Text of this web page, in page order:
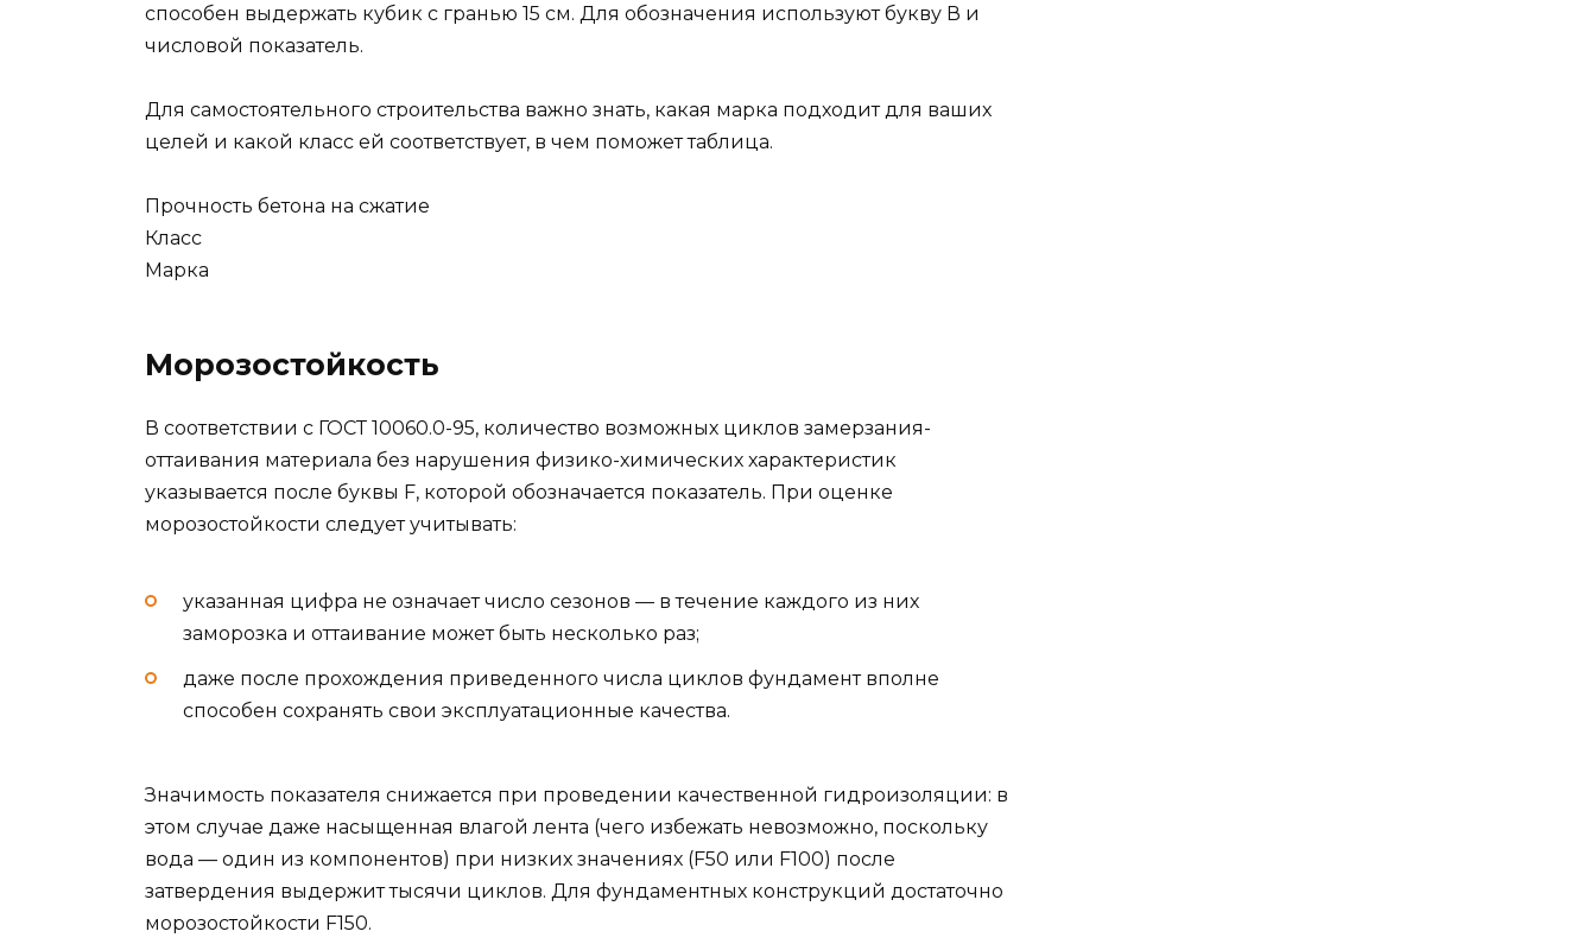
способен выдержать кубик с гранью 15 см. Для обозначения используют букву В и
числовой показатель.
Для самостоятельного строительства важно знать, какая марка подходит для ваших
целей и какой класс ей соответствует, в чем поможет таблица.
Прочность бетона на сжатие
Класс
Марка
Морозостойкость
В соответствии с ГОСТ 10060.0-95, количество возможных циклов замерзания-
оттаивания материала без нарушения физико-химических характеристик
указывается после буквы F, которой обозначается показатель. При оценке
морозостойкости следует учитывать:
указанная цифра не означает число сезонов — в течение каждого из них
заморозка и оттаивание может быть несколько раз;
даже после прохождения приведенного числа циклов фундамент вполне
способен сохранять свои эксплуатационные качества.
Значимость показателя снижается при проведении качественной гидроизоляции: в
этом случае даже насыщенная влагой лента (чего избежать невозможно, поскольку
вода — один из компонентов) при низких значениях (F50 или F100) после
затвердения выдержит тысячи циклов. Для фундаментных конструкций достаточно
морозостойкости F150.